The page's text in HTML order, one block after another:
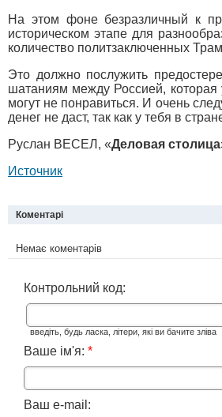
На этом фоне безразличный к
историческом этапе для
количество политзаключенных
Это должно послужить
шатаниям между Россией,
могут не понравиться. И очень
денег не даст, так как у тебя в
Руслан ВЕСЕЛ, «Деловая столица
Источник
Коментарі
Немає коментарів
Контрольний код:
введіть, будь ласка, літери, які ви бачите зліва
Ваше ім'я: *
Ваш e-mail: